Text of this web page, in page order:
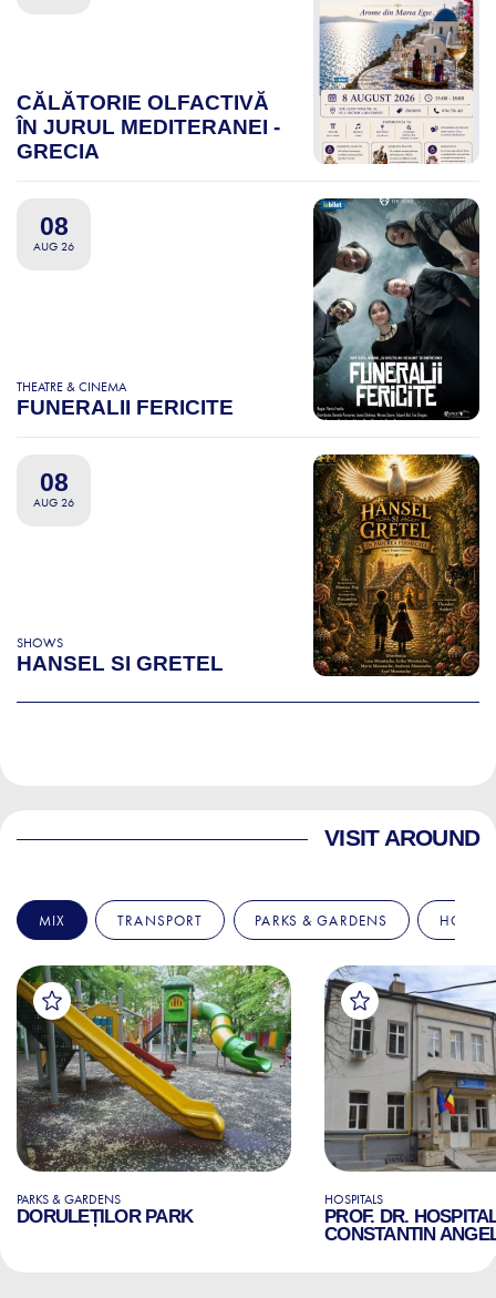
CĂLĂTORIE OLFACTIVĂ
ÎN JURUL MEDITERANEI -
GRECIA
08
AUG 26
THEATRE & CINEMA
FUNERALII FERICITE
08
AUG 26
SHOWS
HANSEL SI GRETEL
VISIT AROUND
MIX TRANSPORT PARKS & GARDENS
PARKS & GARDENS
DORULEȚILOR PARK
HOSPITALS
PROF. DR.
CONSTANTIN